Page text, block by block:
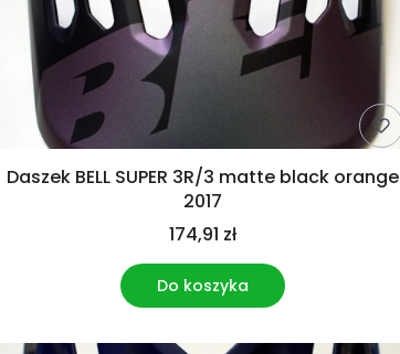
Daszek BELL SUPER 3R/3 matte black orange
2017
174,91 zł
Do koszyka